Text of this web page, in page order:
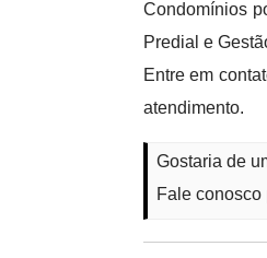
Condomínios
Predial e
Entre em
atendimento.
Gostaria de
Fale